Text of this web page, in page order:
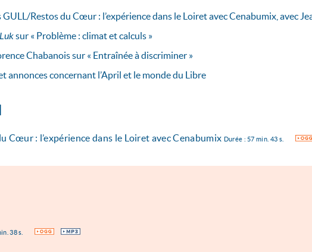
Restos du Cœur : l’expérience dans le Loiret avec Cenabumix, avec
sur « Problème : climat et calculs »
Chabanois sur « Entraînée à discriminer »
annonces concernant l’April et le monde du Libre
Cœur : l’expérience dans le Loiret avec Cenabumix Durée : 57 min. 43 s. OGG
38 s. OGG MP3